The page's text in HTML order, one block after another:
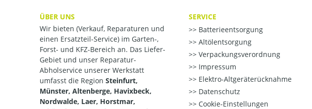
ÜBER UNS
Wir bieten (Verkauf, Reparaturen und
einen Ersatzteil-Service) im Garten-,
Forst- und KFZ-Bereich an. Das Liefer-
Gebiet und unser Reparatur-
Abholservice unserer Werkstatt
umfasst die Region Steinfurt,
Münster, Altenberge, Havixbeck,
Nordwalde, Laer, Horstmar,
SERVICE
Batterieentsorgung
Altölentsorgung
Verpackungsverordnung
Impressum
Elektro-Altgeräterücknahme
Datenschutz
Cookie-Einstellungen